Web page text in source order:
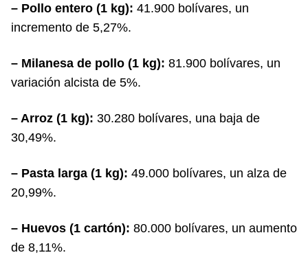
– Pollo entero (1 kg): 41.900 bolívares, un
incremento de 5,27%.
– Milanesa de pollo (1 kg): 81.900 bolívares, un
variación alcista de 5%.
– Arroz (1 kg): 30.280 bolívares, una baja de
30,49%.
– Pasta larga (1 kg): 49.000 bolívares, un alza de
20,99%.
– Huevos (1 cartón): 80.000 bolívares, un aumento
de 8,11%.